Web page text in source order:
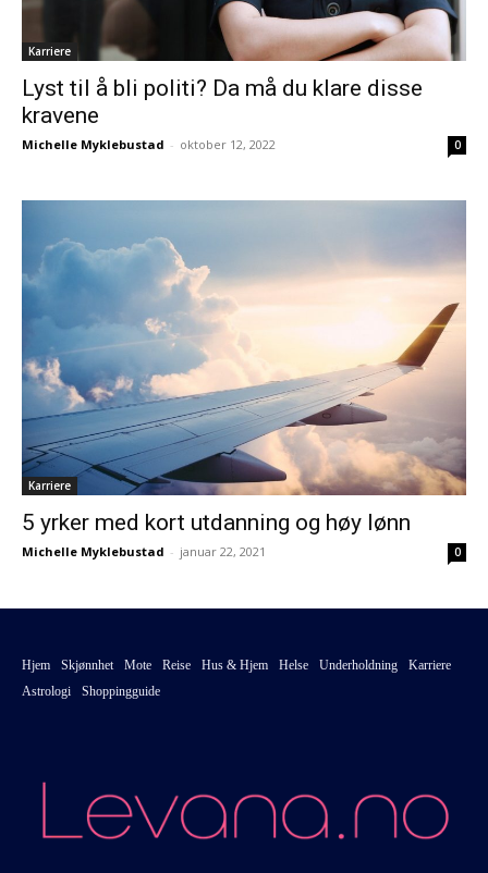
Karriere
Lyst til å bli politi? Da må du klare disse
kravene
Michelle Myklebustad - oktober 12, 2022 0
Karriere
5 yrker med kort utdanning og høy lønn
Michelle Myklebustad - januar 22, 2021 0
Hjem Skjønnhet Mote Reise Hus & Hjem Helse Underholdning
Karriere
Astrologi
Shoppingguide